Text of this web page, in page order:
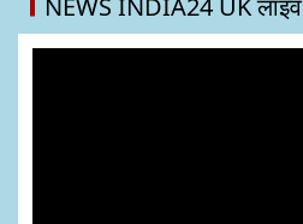
NEWS INDIA24 UK लाइव